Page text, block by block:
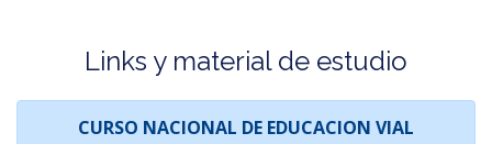
Links y material de estudio
CURSO NACIONAL DE EDUCACION VIAL